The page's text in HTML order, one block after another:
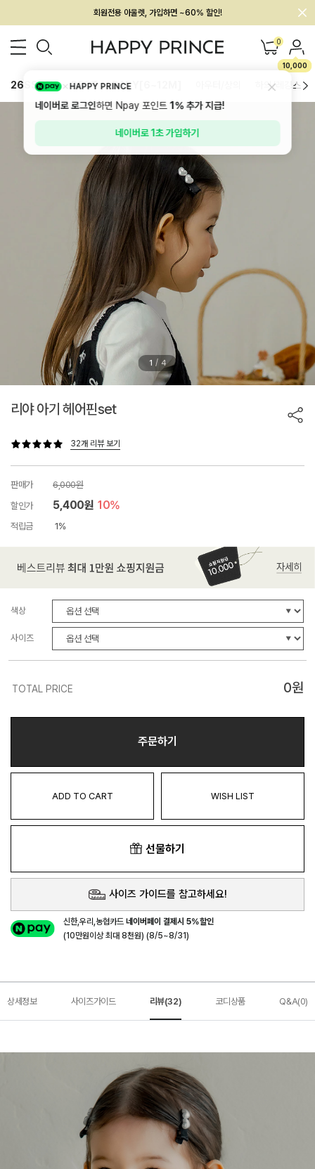
회원전용 아울렛, 가입하면 ~60% 할인!
멤버십 최대 28,000원 혜택 0
10,000
26SS 신상 BEST BABY[6~12M] 하의/레깅스
1 / 4
리야 아기 헤어핀set
32개 리뷰 보기
판매가
6,000원
할인가
5,400원 10%
적립금 1%
색상
사이즈
TOTAL PRICE 0원
주문하기
ADD TO CART WISH LIST
선물하기
사이즈 가이드를 참고하세요!
신한,우리,농협카드네이버페이 결제시 5%할인
(10만원이상 최대 8천원) (8/5~8/31)
상세정보 사이즈가이드 리뷰(32) 코디상품 Q&A(0)
HAPPY PRINCE
네이버로 로그인하면 Npay 포인트1%추가 지급!
네이버로 1초 가입하기